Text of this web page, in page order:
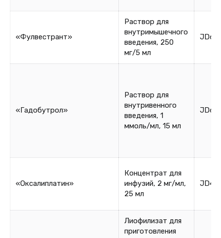
«Фулвестрант»
Раствор для
внутримышечного
введения, 250
мг/5 мл
«Гадобутрол»
Раствор для
внутривенного
введения, 1
ммоль/мл, 15 мл
«Оксалиплатин»
Концентрат для
инфузий, 2 мг/мл,
25 мл
Лиофилизат для
приготовления